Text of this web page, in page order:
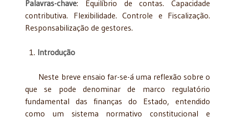
Palavras-chave: Equilíbrio de contas. Capacidade
contributiva. Flexibilidade. Controle e Fiscalização.
Responsabilização de gestores.
Introdução
Neste breve ensaio far-se-á uma reflexão sobre o
que se pode denominar de marco regulatório
fundamental das finanças do Estado, entendido
como um sistema normativo constitucional e